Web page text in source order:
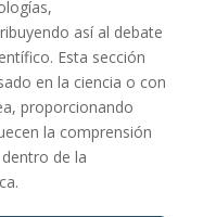
así al debate
Esta sección
en la ciencia o con
proporcionando
la comprensión
de la